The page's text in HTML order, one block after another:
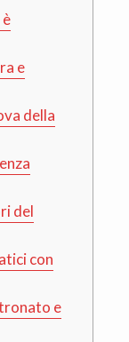
e
della
del
con
e